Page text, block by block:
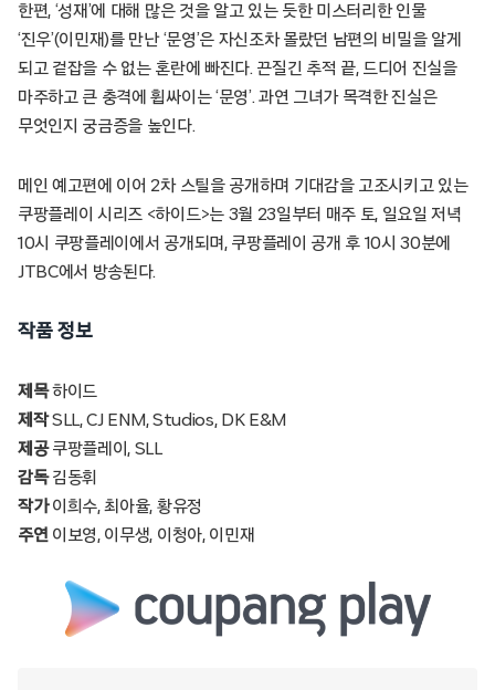
한편, ‘성재’에 대해 많은 것을 알고 있는 듯한 미스터리한 인물
‘진우’(이민재)를 만난 ‘문영’은 자신조차 몰랐던 남편의 비밀을 알게
되고 겉잡을 수 없는 혼란에 빠진다. 끈질긴 추적 끝, 드디어 진실을
마주하고 큰 충격에 휩싸이는 ‘문영’. 과연 그녀가 목격한 진실은
무엇인지 궁금증을 높인다.
메인 예고편에 이어 2차 스틸을 공개하며 기대감을 고조시키고 있는
쿠팡플레이 시리즈 <하이드>는 3월 23일부터 매주 토, 일요일 저녁
10시 쿠팡플레이에서 공개되며, 쿠팡플레이 공개 후 10시 30분에
JTBC에서 방송된다.
작품 정보
제목하이드
제작SLL, CJ ENM, Studios, DK E&M
제공쿠팡플레이, SLL
감독김동휘
작가이희수, 최아율, 황유정
주연 이보영, 이무생, 이청아, 이민재